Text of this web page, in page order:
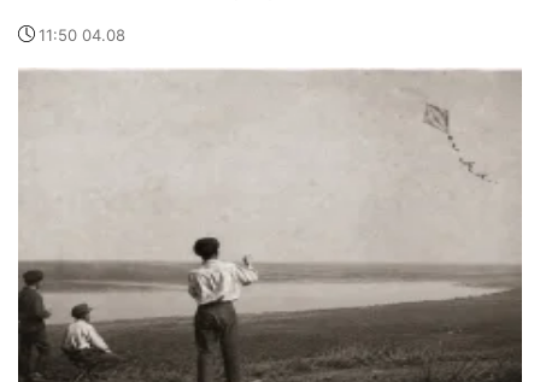
11:50 04.08